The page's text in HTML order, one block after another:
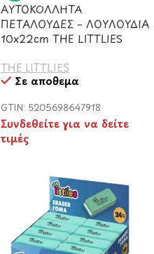
ΑΥΤΟΚΟΛΛΗΤΑ
ΠΕΤΑΛΟΥΔΕΣ – ΛΟΥΛΟΥΔΙΑ
10x22cm THE LITTLIES
THE LITTLIES
Σε απόθεμα
GTIN: 5205698647918
Συνδεθείτε για να δείτε
τιμές